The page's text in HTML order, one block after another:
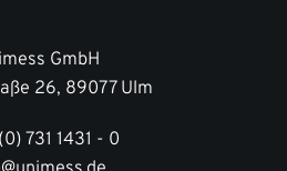
GmbH
26, 89077 Ulm
731 1431 - 0